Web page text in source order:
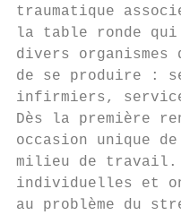
traumatique
la table ronde qui
divers organismes
de se produire :
infirmiers,
Dès la première
occasion unique
milieu de travail.
individuelles et
au problème du